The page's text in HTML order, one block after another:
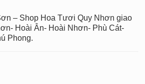
– Shop Hoa Tươi Quy Nhơn giao
Hoài Ân- Hoài Nhơn- Phù Cát-
Phong.